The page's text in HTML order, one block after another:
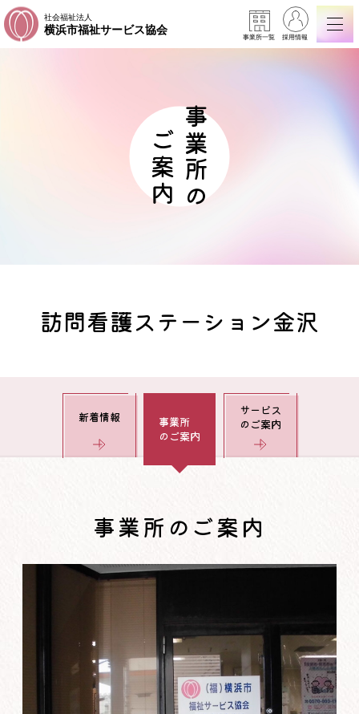
社会福祉法人
横浜市福祉サービス協会
事業所一覧 採用情報
事業所の
ご案内
訪問看護ステーション金沢
新着情報
事業所
のご案内
サービス
のご案内
事業所のご案内